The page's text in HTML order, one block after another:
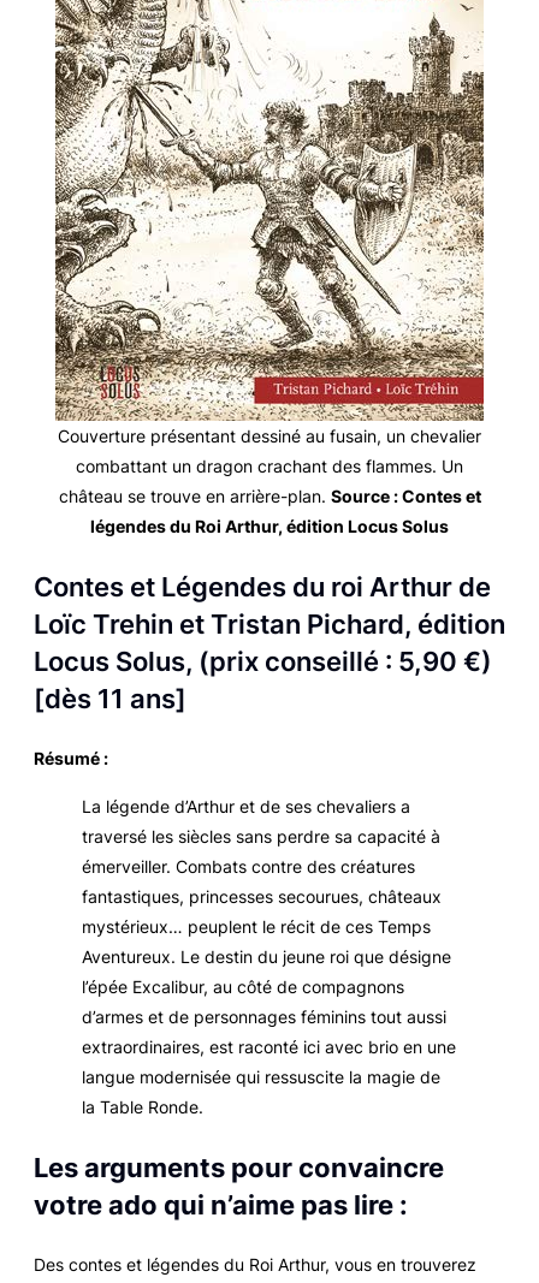
Couverture présentant dessiné au fusain, un chevalier
combattant un dragon crachant des flammes. Un
château se trouve en arrière-plan. Source :Contes et
légendes du Roi Arthur, édition Locus Solus
Contes et Légendes du roi Arthur de
Loïc Trehin et Tristan Pichard, édition
Locus Solus, (prix conseillé : 5,90 €)
[dès 11 ans]
Résumé :
La légende d’Arthur et de ses chevaliers a
traversé les siècles sans perdre sa capacité à
émerveiller. Combats contre des créatures
fantastiques, princesses secourues, châteaux
mystérieux… peuplent le récit de ces Temps
Aventureux. Le destin du jeune roi que désigne
l’épée Excalibur, au côté de compagnons
d’armes et de personnages féminins tout aussi
extraordinaires, est raconté ici avec brio en une
langue modernisée qui ressuscite la magie de
la Table Ronde.
Les arguments pour convaincre
votre ado qui n’aime pas lire :
Des contes et légendes du Roi Arthur, vous en trouverez